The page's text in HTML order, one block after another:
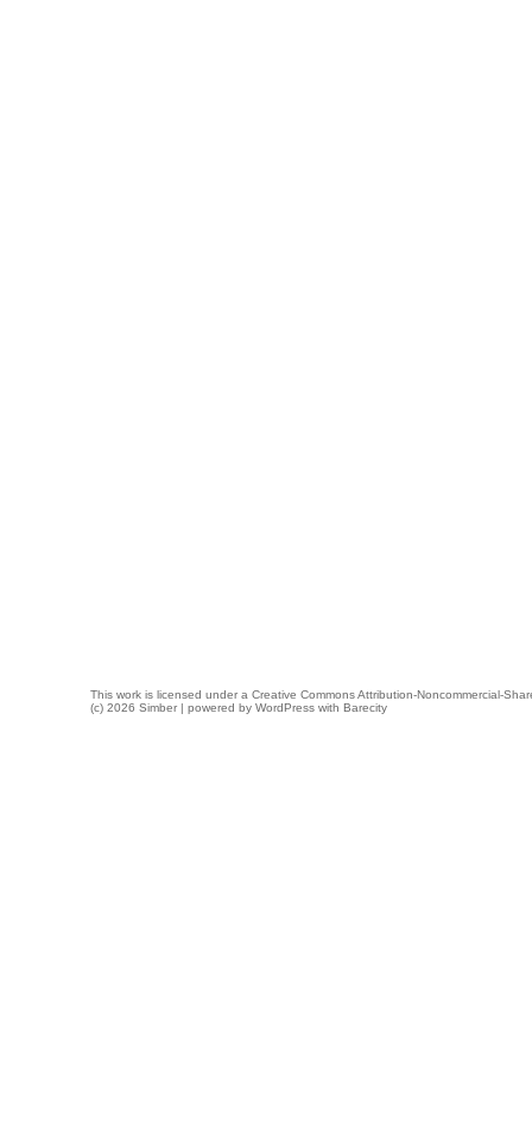
This work is licensed under a Creative Commons Attribution-Noncommercial-
(c) 2026 Simber | powered by WordPress with Barecity